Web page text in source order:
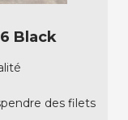
Black
des filets